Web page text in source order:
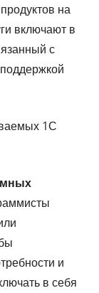
на
включают в
с
1С
и
в себя